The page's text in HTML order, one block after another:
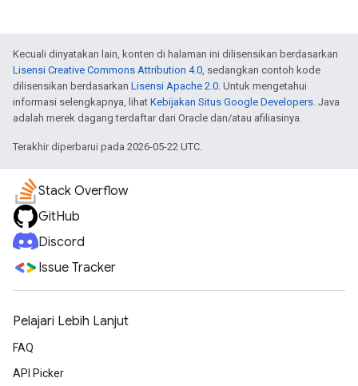
Kecuali dinyatakan lain, konten di halaman ini dilisensikan berdasarkan
Lisensi Creative Commons Attribution 4.0, sedangkan contoh kode
dilisensikan berdasarkan Lisensi Apache 2.0. Untuk mengetahui
informasi selengkapnya, lihat Kebijakan Situs Google Developers. Java
adalah merek dagang terdaftar dari Oracle dan/atau afiliasinya.
Terakhir diperbarui pada 2026-05-22 UTC.
Stack Overflow
GitHub
Discord
Issue Tracker
Pelajari Lebih Lanjut
FAQ
API Picker